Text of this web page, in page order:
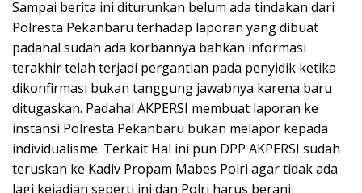
Sampai berita ini diturunkan belum ada tindakan dari
Polresta Pekanbaru terhadap laporan yang dibuat
padahal sudah ada korbannya bahkan informasi
terakhir telah terjadi pergantian pada penyidik ketika
dikonfirmasi bukan tanggung jawabnya karena baru
ditugaskan. Padahal AKPERSI membuat laporan ke
instansi Polresta Pekanbaru bukan melapor kepada
individualisme. Terkait Hal ini pun DPP AKPERSI sudah
teruskan ke Kadiv Propam Mabes Polri agar tidak ada
lagi kejadian seperti ini dan Polri harus berani